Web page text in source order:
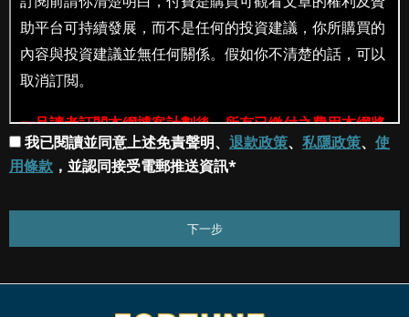
我已閱讀並同意上述免責聲明、 退款政策、 私隱政策、 使
用條款 ，並認同接受電郵推送資訊*